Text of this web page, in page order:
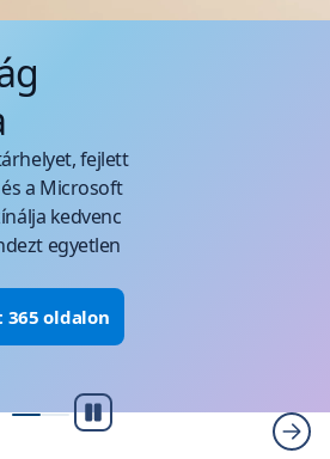
fejlett
a Microsoft
kedvenc
egyetlen
365 oldalon
Lejátszás/Szünet